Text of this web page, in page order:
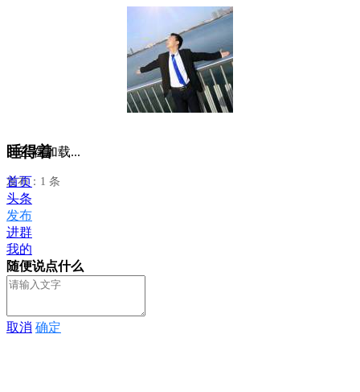
睡得着
发布：1 条
正在加载...
首页
头条
发布
进群
我的
随便说点什么
取消 确定